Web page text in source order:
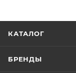
КАТАЛОГ
БРЕНДЫ